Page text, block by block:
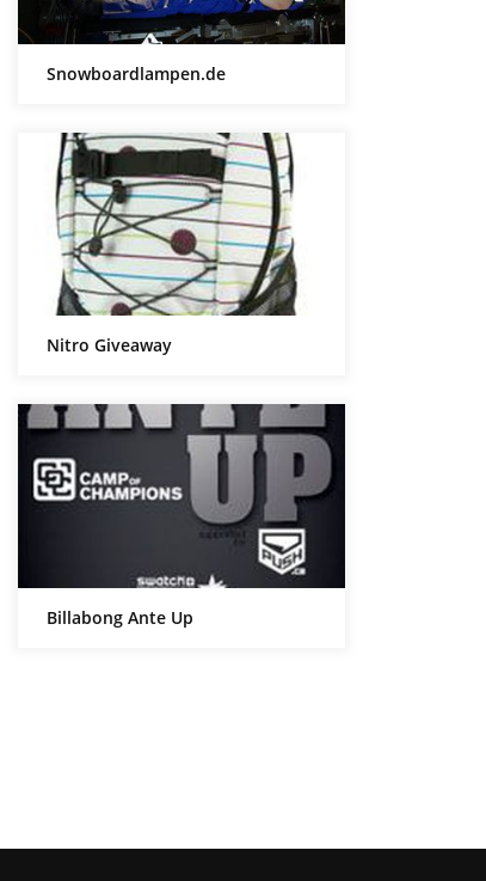
Snowboardlampen.de
Nitro Giveaway
Billabong Ante Up